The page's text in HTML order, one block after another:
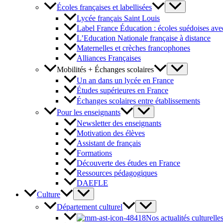
Écoles françaises et labellisées
Lycée français Saint Louis
Label France Éducation : écoles suédoises
L’Education Nationale française à distance
Maternelles et crèches francophones
Alliances Françaises
Mobilités + Échanges scolaires
Un an dans un lycée en France
Études supérieures en France
Échanges scolaires entre établissements
Pour les enseignants
Newsletter des enseignants
Motivation des élèves
Assistant de français
Formations
Découverte des études en France
Ressources pédagogiques
DAEFLE
Culture
Département culturel
Nos actualités culturelles